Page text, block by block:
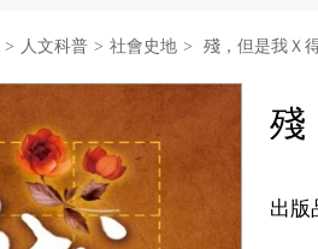
> 人文科普 > 社會史地 > 殘，但是我Ｘ
殘
出版